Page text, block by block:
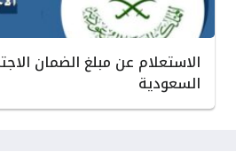
الاستعلام عن مبلغ الضمان
السعودية